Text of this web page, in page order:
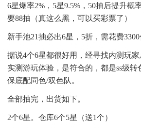
6星爆率2%，5星9.5%，50抽后提升概
要88抽（真这么黑，可以买彩票了）
新手池21抽必出6星，5折，需花费3300
据说4个6星都很好用，经寻找内测玩
实测游玩体验，是符合的，都是ss级
保底配同色/双色队。
全部抽完，出货如下。
2个6星。仓库6个5星（送1个）